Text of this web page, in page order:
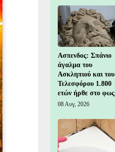
Ασπενδος: Σπάνιο
άγαλμα του
Ασκληπιού και του
Τελεσφόρου 1.800
ετών ήρθε στο φως
08 Αυγ, 2026